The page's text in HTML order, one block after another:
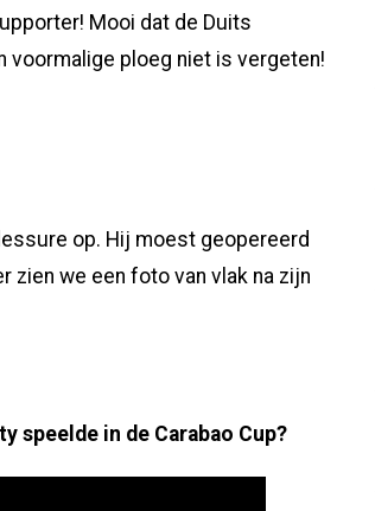
Mooi dat de Duits
voormalige ploeg niet is vergeten!
op. Hij moest geopereerd
zien we een foto van vlak na zijn
speelde in de Carabao Cup?